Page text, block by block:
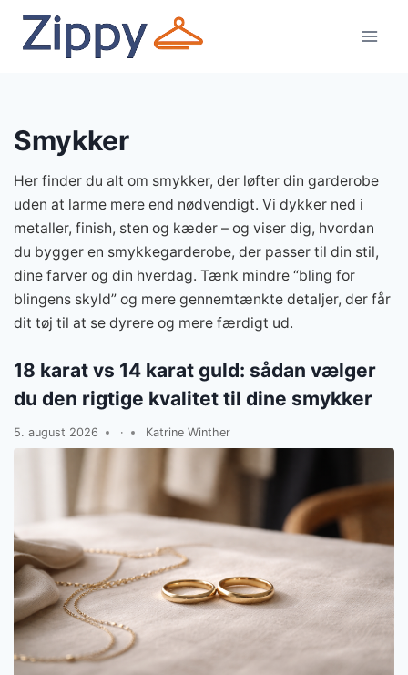
indhold
Smykker
Her finder du alt om smykker, der løfter din garderobe
uden at larme mere end nødvendigt. Vi dykker ned i
metaller, finish, sten og kæder – og viser dig, hvordan
du bygger en smykkegarderobe, der passer til din stil,
dine farver og din hverdag. Tænk mindre “bling for
blingens skyld” og mere gennemtænkte detaljer, der får
dit tøj til at se dyrere og mere færdigt ud.
18 karat vs 14 karat guld: sådan vælger
du den rigtige kvalitet til dine smykker
5. august 2026 · Katrine Winther